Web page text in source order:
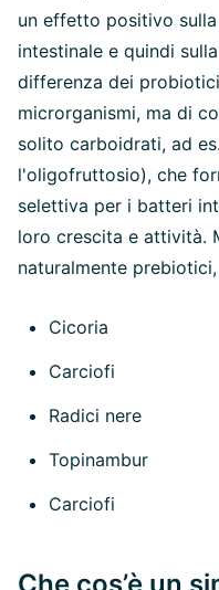
un effetto positivo
intestinale e quindi
differenza dei
microrganismi, ma di
solito carboidrati, ad
l'oligofruttosio), che
selettiva per i batteri
loro crescita e attività.
naturalmente
Cicoria
Carciofi
Radici nere
Topinambur
Carciofi